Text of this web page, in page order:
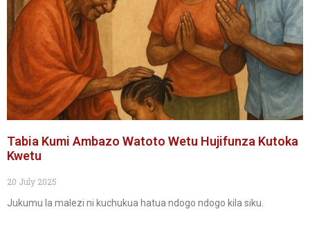
Tabia Kumi Ambazo Watoto Wetu Hujifunza Kutoka
Kwetu
20 July 2025
Jukumu la malezi ni kuchukua hatua ndogo ndogo kila siku.